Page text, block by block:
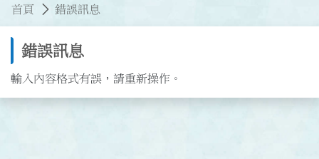
首頁 錯誤訊息
錯誤訊息
輸入內容格式有誤，請重新操作。